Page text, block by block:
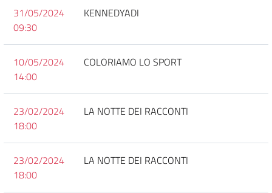
31/05/2024
09:30
KENNEDYADI
10/05/2024
14:00
COLORIAMO LO SPORT
23/02/2024
18:00
LA NOTTE DEI RACCONTI
23/02/2024
18:00
LA NOTTE DEI RACCONTI